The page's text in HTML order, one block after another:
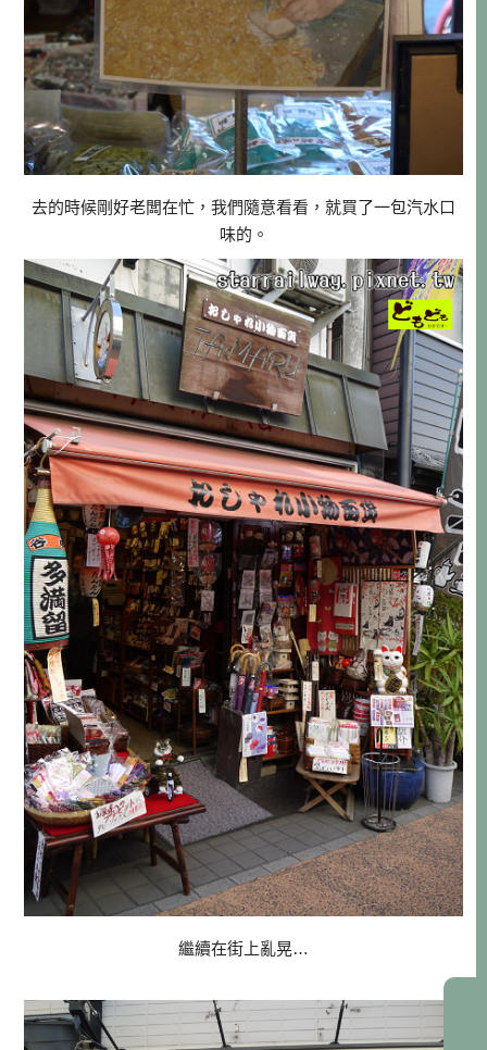
去的時候剛好老闆在忙，我們隨意看看，就買了一包汽水口
味的。
繼續在街上亂晃…